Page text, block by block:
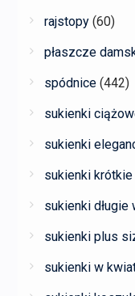
rajstopy (60)
płaszcze
spódnice (442)
sukienki
sukienki
sukienki krótkie
sukienki
sukienki plus
sukienki w